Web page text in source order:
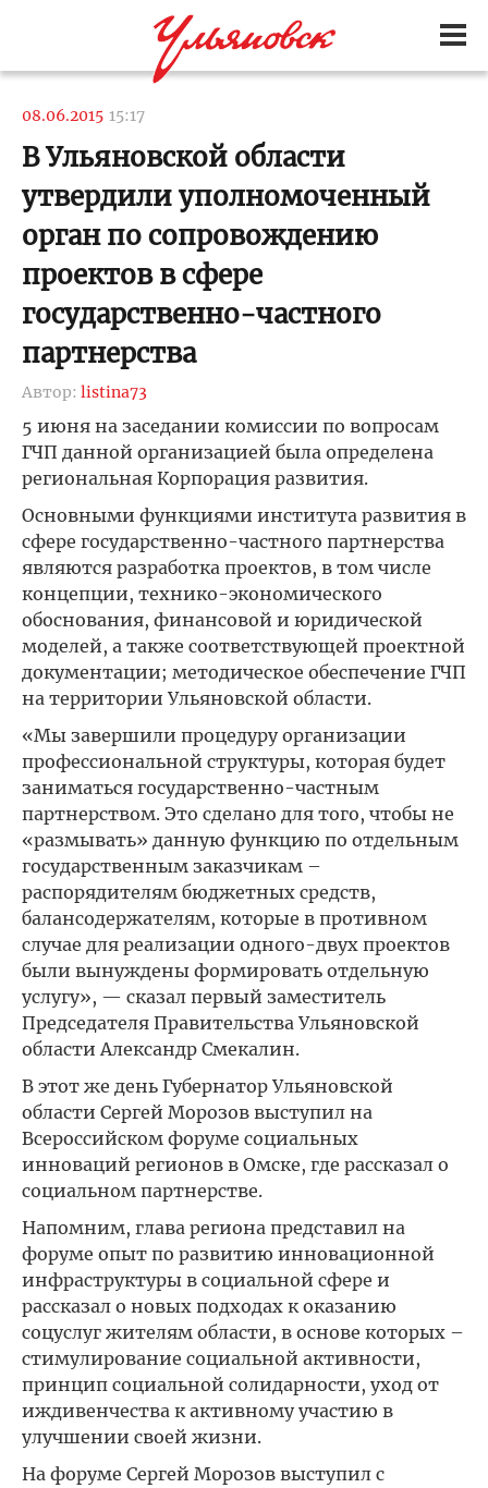
08.06.2015 15:17
В Ульяновской области
утвердили уполномоченный
орган по сопровождению
проектов в сфере
государственно-частного
партнерства
Автор: listina73
5 июня на заседании комиссии по вопросам
ГЧП данной организацией была определена
региональная Корпорация развития.
Основными функциями института развития в
сфере государственно-частного партнерства
являются разработка проектов, в том числе
концепции, технико-экономического
обоснования, финансовой и юридической
моделей, а также соответствующей проектной
документации; методическое обеспечение ГЧП
на территории Ульяновской области.
«Мы завершили процедуру организации
профессиональной структуры, которая будет
заниматься государственно-частным
партнерством. Это сделано для того, чтобы не
«размывать» данную функцию по отдельным
государственным заказчикам –
распорядителям бюджетных средств,
балансодержателям, которые в противном
случае для реализации одного-двух проектов
были вынуждены формировать отдельную
услугу», — сказал первый заместитель
Председателя Правительства Ульяновской
области Александр Смекалин.
В этот же день Губернатор Ульяновской
области Сергей Морозов выступил на
Всероссийском форуме социальных
инноваций регионов в Омске, где рассказал о
социальном партнерстве.
Напомним, глава региона представил на
форуме опыт по развитию инновационной
инфраструктуры в социальной сфере и
рассказал о новых подходах к оказанию
соцуслуг жителям области, в основе которых –
стимулирование социальной активности,
принцип социальной солидарности, уход от
иждивенчества к активному участию в
улучшении своей жизни.
На форуме Сергей Морозов выступил с